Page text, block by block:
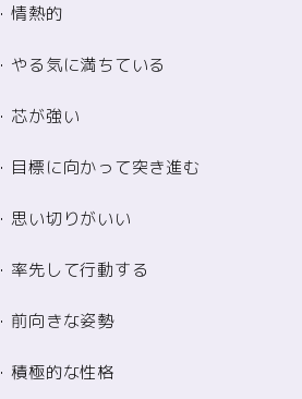
・情熱的
・やる気に満ちている
・芯が強い
・目標に向かって突き進む
・思い切りがいい
・率先して行動する
・前向きな姿勢
・積極的な性格